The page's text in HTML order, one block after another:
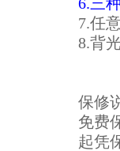
7.任
8.背
保修
免费
起凭